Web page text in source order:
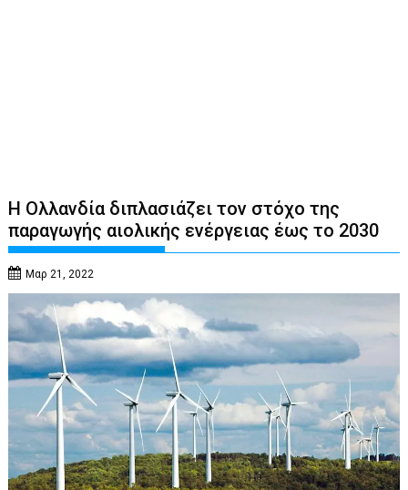
Η Ολλανδία διπλασιάζει τον στόχο της
παραγωγής αιολικής ενέργειας έως το 2030
Μαρ 21, 2022